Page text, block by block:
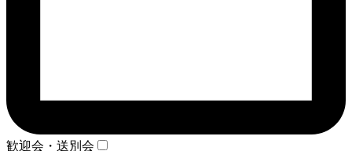
歓迎会・送別会